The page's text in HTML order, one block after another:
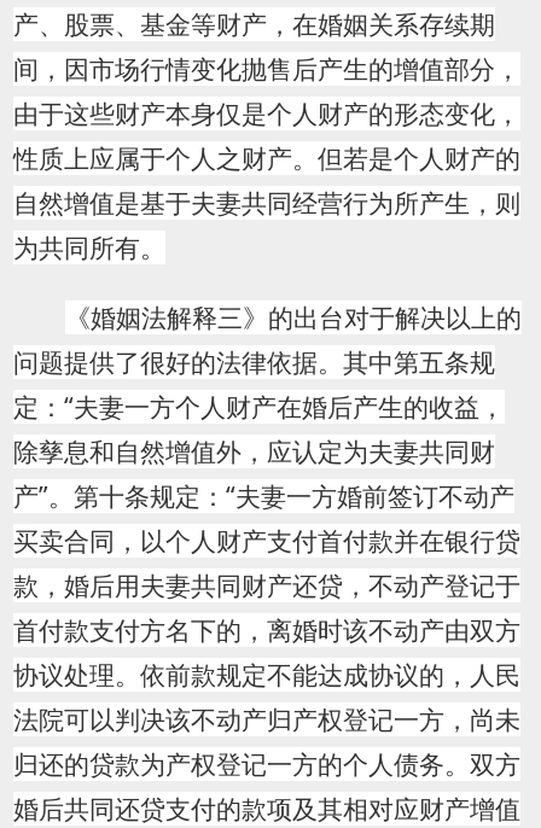
产、股票、基金等财产，在婚姻关系存续期
间，因市场行情变化抛售后产生的增值部分，
由于这些财产本身仅是个人财产的形态变化，
性质上应属于个人之财产。但若是个人财产的
自然增值是基于夫妻共同经营行为所产生，则
为共同所有。
《婚姻法解释三》的出台对于解决以上的
问题提供了很好的法律依据。其中第五条规
定：“夫妻一方个人财产在婚后产生的收益，
除孳息和自然增值外，应认定为夫妻共同财
产”。第十条规定：“夫妻一方婚前签订不动产
买卖合同，以个人财产支付首付款并在银行贷
款，婚后用夫妻共同财产还贷，不动产登记于
首付款支付方名下的，离婚时该不动产由双方
协议处理。依前款规定不能达成协议的，人民
法院可以判决该不动产归产权登记一方，尚未
归还的贷款为产权登记一方的个人债务。双方
婚后共同还贷支付的款项及其相对应财产增值